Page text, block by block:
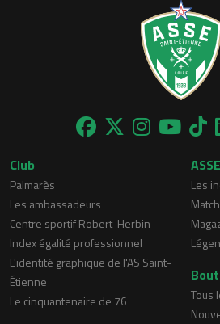
Club
Palmarès
Les ambassadeurs
Centre sportif Robert-Herbin
Index égalité professionnel
L'identité graphique de l'AS Saint-
Étienne
Le cinquantenaire de 76
Les
Match
Tous